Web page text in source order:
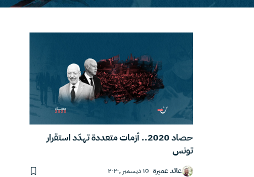
حصاد 2020.. أزمات متعددة تهدّد استقرار
تونس
عائد عميرة ١٥ ديسمبر ,٢٠٢٠